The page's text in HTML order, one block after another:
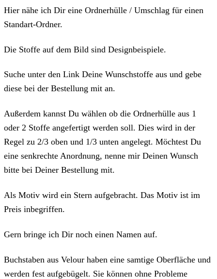
Hier nähe ich Dir eine Ordnerhülle / Umschlag für einen
Standart-Ordner.
Die Stoffe auf dem Bild sind Designbeispiele.
Suche unter den Link Deine Wunschstoffe aus und gebe
diese bei der Bestellung mit an.
Außerdem kannst Du wählen ob die Ordnerhülle aus 1
oder 2 Stoffe angefertigt werden soll. Dies wird in der
Regel zu 2/3 oben und 1/3 unten angelegt. Möchtest Du
eine senkrechte Anordnung, nenne mir Deinen Wunsch
bitte bei Deiner Bestellung mit.
Als Motiv wird ein Stern aufgebracht. Das Motiv ist im
Preis inbegriffen.
Gern bringe ich Dir noch einen Namen auf.
Buchstaben aus Velour haben eine samtige Oberfläche und
werden fest aufgebügelt. Sie können ohne Probleme